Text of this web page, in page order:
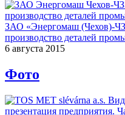
ЗАО «Энергомаш (Чехов)-
производство деталей
6 августа 2015
Фото